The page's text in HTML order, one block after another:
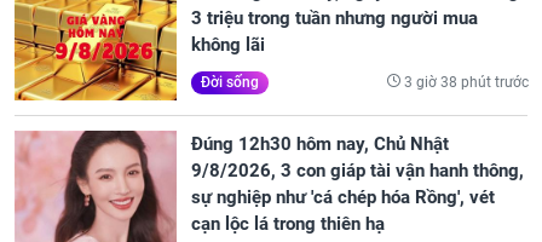
3 triệu trong tuần nhưng người mua
không lãi
Đời sống 3 giờ 38 phút trước
Đúng 12h30 hôm nay, Chủ Nhật
9/8/2026, 3 con giáp tài vận hanh thông,
sự nghiệp như 'cá chép hóa Rồng', vét
cạn lộc lá trong thiên hạ